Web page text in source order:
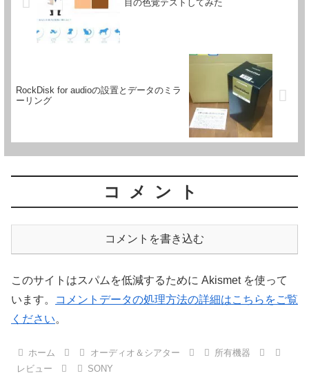
目の色覚テストしてみた
RockDisk for audioの設置とデータのミラ
ーリング
コメント
コメントを書き込む
このサイトはスパムを低減するために Akismet を使って
います。
コメントデータの処理方法の詳細はこちらをご覧
ください。
ホーム オーディオ＆シアター
所有機器
レビュー
SONY